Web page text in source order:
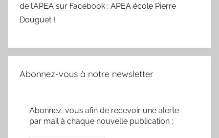
de l’APEA sur Facebook : APEA école Pierre
Douguet !
Abonnez-vous à notre newsletter
Abonnez-vous afin de recevoir une alerte
par mail à chaque nouvelle publication :